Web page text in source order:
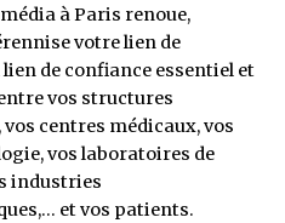
à Paris renoue,
votre lien de
de confiance essentiel et
vos structures
centres médicaux, vos
vos laboratoires de
industries
et vos patients.